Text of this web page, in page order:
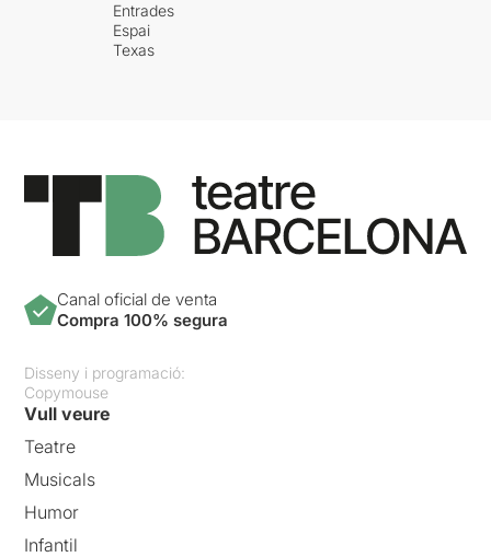
Entrades
Espai
Texas
Canal oficial de venta
Compra 100% segura
Disseny i programació:
Copymouse
Vull veure
Teatre
Musicals
Humor
Infantil